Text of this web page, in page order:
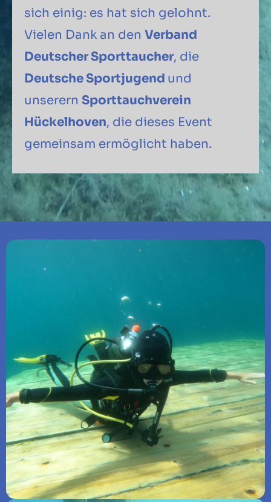
sich einig: es hat sich gelohnt.
Vielen Dank an den Verband
Deutscher Sporttaucher, die
Deutsche Sportjugend und
unserern Sporttauchverein
Hückelhoven, die dieses Event
gemeinsam ermöglicht haben.